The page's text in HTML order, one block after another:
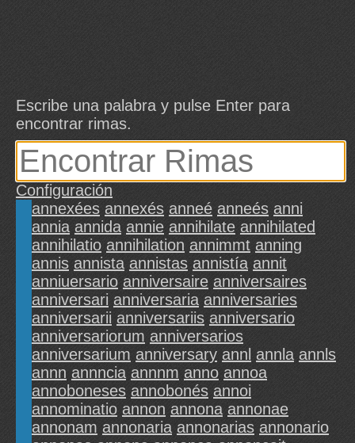
Escribe una palabra y pulse Enter para
encontrar rimas.
Configuración
annexées annexés anneé anneés anni
annia annida annie annihilate annihilated
annihilatio annihilation annimmt anning
annis annista annistas annistía annit
anniuersario anniversaire anniversaires
anniversari anniversaria anniversaries
anniversarii anniversariis anniversario
anniversariorum anniversarios
anniversarium anniversary annl annla annls
annn annncia annnm anno annoa
annoboneses annobonés annoi
annominatio annon annona annonae
annonam annonaria annonarias annonario